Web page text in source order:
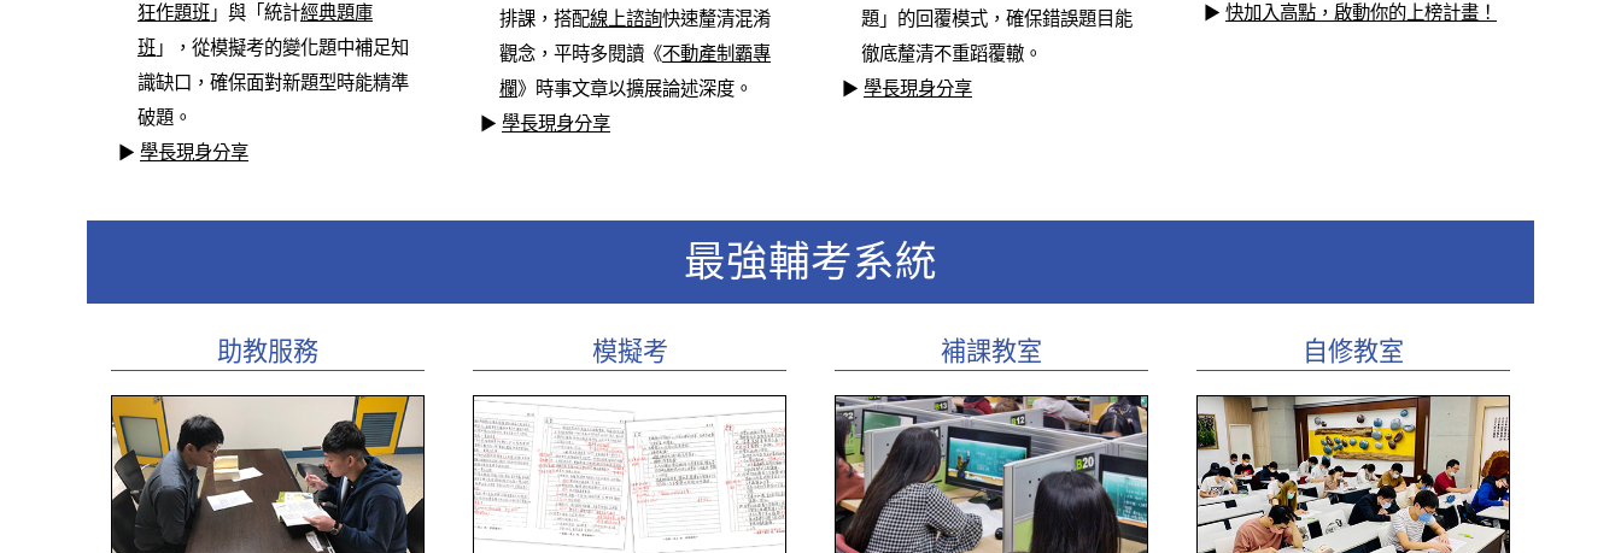
狂作題班 」與「統計經典題庫
班 」，從模擬考的變化題中補足知
識缺口，確保面對新題型時能精準
破題。
▶ 學長現身分享
排課，搭配線上諮詢快速釐清混淆
觀念，平時多閱讀《不動產制霸專
欄》時事文章以擴展論述深度。
▶ 學長現身分享
題」的回覆模式，確保錯誤題目能
徹底釐清不重蹈覆轍。
▶ 學長現身分享
▶ 快加入高點，啟動你的上榜計畫！
最強輔考系統
助教服務 模擬考 補課教室 自修教室